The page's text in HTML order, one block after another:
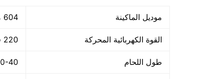
موديل الماكينة 604 ماركة مهندس منسي
القوة الكهربائية المحركة 220 فولت – 50هرتز
طول اللحام 30-40